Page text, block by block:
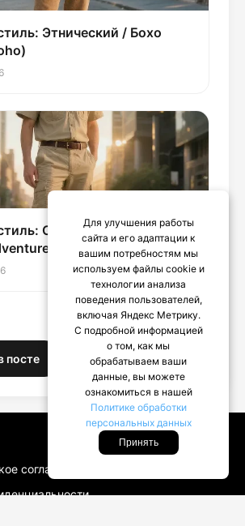
Этнический / Бохо
Сафари / Авантюрный
посте
соглашение
Для улучшения работы
сайта и его адаптации к
вашим потребностям мы
используем файлы cookie и
технологии анализа
поведения пользователей,
включая Яндекс Метрику.
С подробной информацией
о том, как мы
обрабатываем ваши
данные, вы можете
ознакомиться в нашей
Политике обработки
персональных данных
Принять